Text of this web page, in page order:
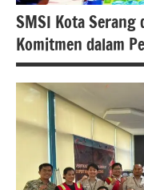
SMSI Kota Serang
Komitmen dalam
#berita
nasional
#beritabanten
#beritakotaserang